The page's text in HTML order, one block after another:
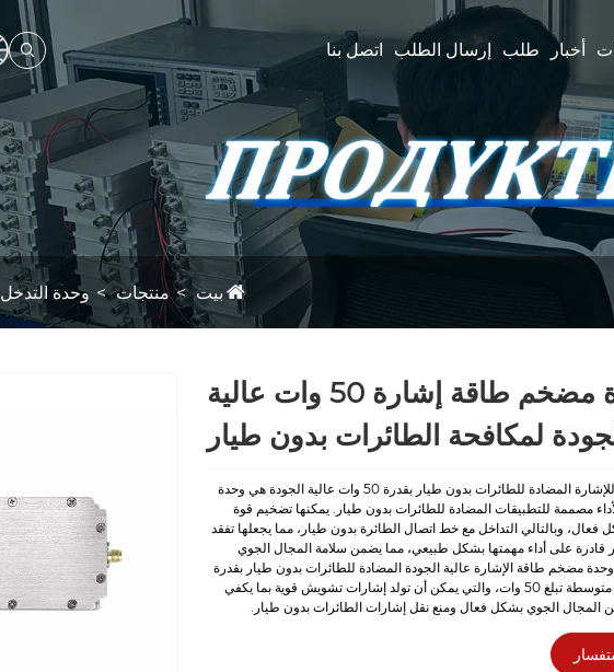
أخبار طلب إرسال الطلب اتصل بنا
بيت منتجات وحدة التدخل
وحدة مضخم طاقة إشارة 50 وات عالية
لمكافحة الطائرات بدون طيار
وحدة مضخم الطاقة للإشارة المضادة للطائرات بدون طيار بقدرة 50 وات عالية الجودة هي وحدة
مصممة للتطبيقات المضادة للطائرات بدون طيار. يمكنها تضخيم قوة
وبالتالي التداخل مع خط اتصال الطائرة بدون طيار، مما يجعلها تفقد
قادرة على أداء مهمتها بشكل طبيعي، مما يضمن سلامة المجال الجوي
مضخم طاقة الإشارة عالية الجودة المضادة للطائرات بدون طيار بقدرة
50 وات بقدرة إخراج متوسطة تبلغ 50 وات، والتي يمكن أن تولد إشارات تشويش قوية بما يكفي
المجال الجوي بشكل فعال ومنع نقل إشارات الطائرات بدون طيار.